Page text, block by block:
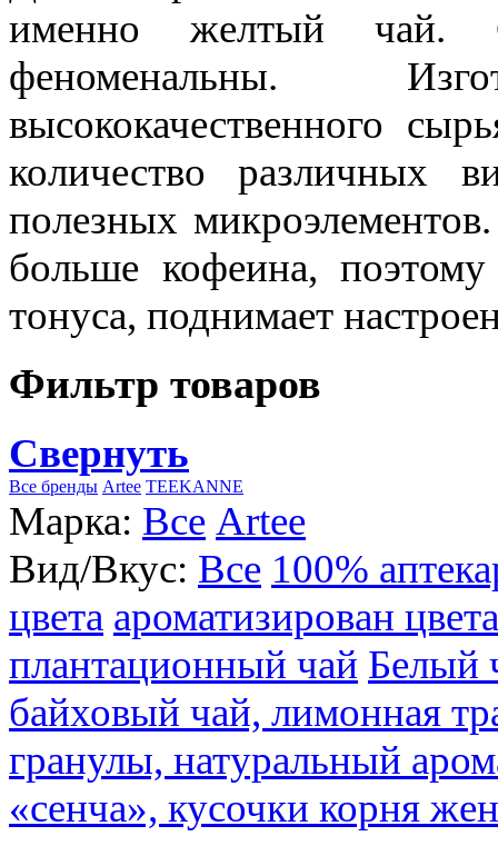
именно желтый чай.
феноменальны.
высококачественного
количество различных
полезных
больше кофеина,
тонуса, поднимает
Фильтр товаров
Свернуть
Все бренды Artee TEEKANNE
Марка: Все Artee
Вид/Вкус: Все 100%
цвета ароматизирован
плантационный чай Белый
байховый чай, лимонная
гранулы, натуральный
«сенча», кусочки корня